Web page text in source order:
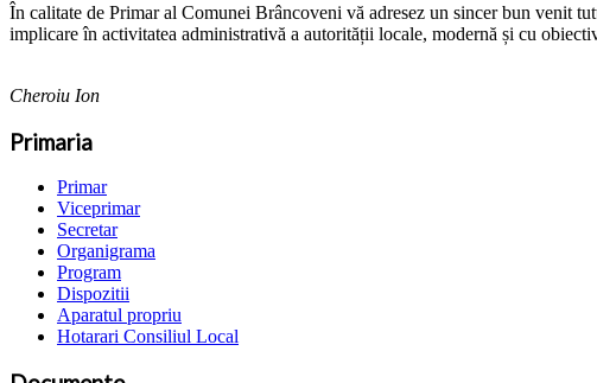
În calitate de Primar al Comunei Brâncoveni vă adresez un sincer bun venit
implicare în activitatea administrativă a autorității locale, modernă și cu
Cheroiu Ion
Primaria
Primar
Viceprimar
Secretar
Organigrama
Program
Dispozitii
Aparatul propriu
Hotarari Consiliul Local